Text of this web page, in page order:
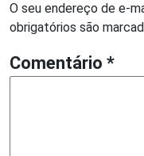
O seu endereço de e-
obrigatórios são
Comentário *